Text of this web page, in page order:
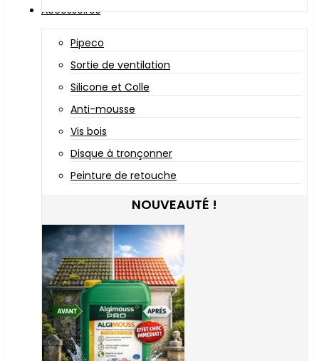
Accessoires
Pipeco
Sortie de ventilation
Silicone et Colle
Anti-mousse
Vis bois
Disque à tronçonner
Peinture de retouche
NOUVEAUTÉ !